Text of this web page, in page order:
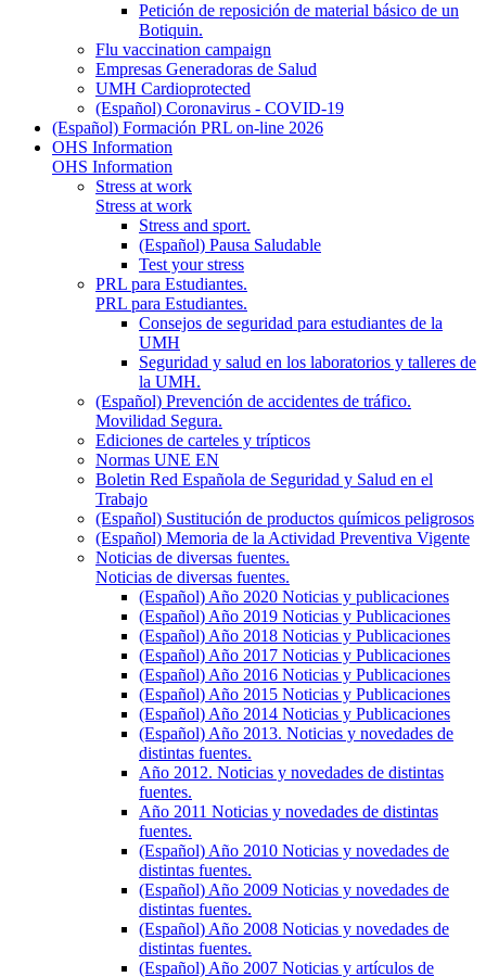
Petición de reposición de material básico de un
Botiquin.
Flu vaccination campaign
Empresas Generadoras de Salud
UMH Cardioprotected
(Español) Coronavirus - COVID-19
(Español) Formación PRL on-line 2026
OHS Information
OHS Information
Stress at work
Stress at work
Stress and sport.
(Español) Pausa Saludable
Test your stress
PRL para Estudiantes.
PRL para Estudiantes.
Consejos de seguridad para estudiantes de la
UMH
Seguridad y salud en los laboratorios y talleres de
la UMH.
(Español) Prevención de accidentes de tráfico.
Movilidad Segura.
Ediciones de carteles y trípticos
Normas UNE EN
Boletin Red Española de Seguridad y Salud en el
Trabajo
(Español) Sustitución de productos químicos peligrosos
(Español) Memoria de la Actividad Preventiva Vigente
Noticias de diversas fuentes.
Noticias de diversas fuentes.
(Español) Año 2020 Noticias y publicaciones
(Español) Año 2019 Noticias y Publicaciones
(Español) Año 2018 Noticias y Publicaciones
(Español) Año 2017 Noticias y Publicaciones
(Español) Año 2016 Noticias y Publicaciones
(Español) Año 2015 Noticias y Publicaciones
(Español) Año 2014 Noticias y Publicaciones
(Español) Año 2013. Noticias y novedades de
distintas fuentes.
Año 2012. Noticias y novedades de distintas
fuentes.
Año 2011 Noticias y novedades de distintas
fuentes.
(Español) Año 2010 Noticias y novedades de
distintas fuentes.
(Español) Año 2009 Noticias y novedades de
distintas fuentes.
(Español) Año 2008 Noticias y novedades de
distintas fuentes.
(Español) Año 2007 Noticias y artículos de